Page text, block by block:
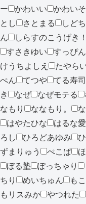
ー
かわいい かわいそ
とし
さとまる しど
ん
しらすのこうげき！
すさきゆい
すっぴん
けうちよしえ
たやら
ぺん
てつや てる寿司
き
なぜ なぜモテる
なもり
ななもり。
はやたひな
はるな愛
ろし
ひろどあゆみ
ずまりゅう
ぺこぱ
ぼる塾
ぽっちゃり
ちり
めいちゅん も
もリスみか
やつれた